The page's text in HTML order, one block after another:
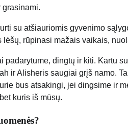
grasinami.
su atšiauriomis gyvenimo
rūpinasi mažais vaikais,
padarytume, dingtų ir kiti. Kartu
ir Alisheris saugiai grįš namo.
bus atsakingi, jei dingsime ir
kuris iš mūsų.